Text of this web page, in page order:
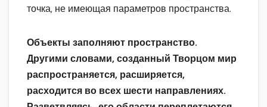
точка, не имеющая параметров пространства.
Объекты заполняют пространство.
Другими словами, созданный Творцом мир
распространяется, расширяется,
расходится во всех шести направлениях.